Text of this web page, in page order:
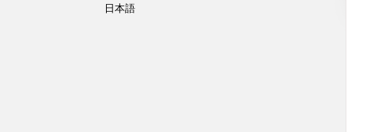
日本語